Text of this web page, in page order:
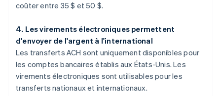
coûter entre 35 $ et 50 $.
4. Les virements électroniques permettent
d'envoyer de l'argent à l'international
Les transferts ACH sont uniquement disponibles pour
les comptes bancaires établis aux États-Unis. Les
virements électroniques sont utilisables pour les
transferts nationaux et internationaux.